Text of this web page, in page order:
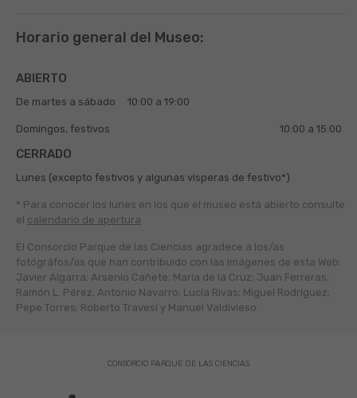
Horario general del Museo:
ABIERTO
De martes a sábado 10:00 a 19:00
Domingos, festivos 10:00 a 15:00
CERRADO
Lunes (excepto festivos y algunas vísperas de festivo*)
* Para conocer los lunes en los que el museo está abierto consulte
el calendario de apertura
El Consorcio Parque de las Ciencias agradece a los/as
fotógráfos/as que han contribuido con las imágenes de esta Web:
Javier Algarra; Arsenio Cañete; María de la Cruz; Juan Ferreras;
Ramón L. Pérez; Antonio Navarro; Lucía Rivas; Miguel Rodríguez;
Pepe Torres; Roberto Travesí y Manuel Valdivieso.
CONSORCIO PARQUE DE LAS CIENCIAS